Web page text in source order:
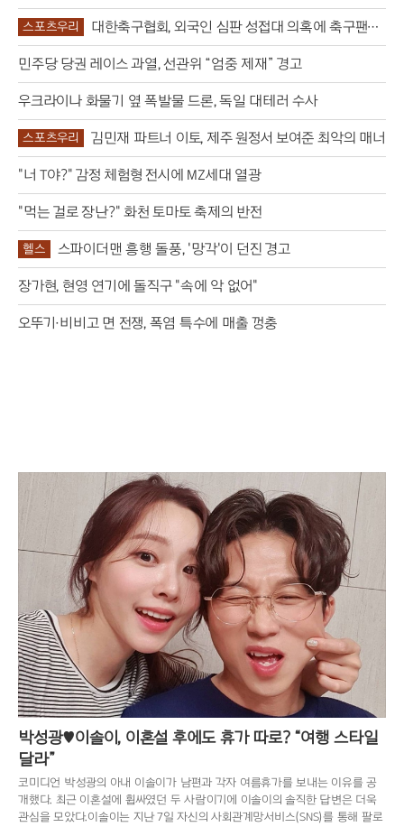
스포츠우리
대한축구협회, 외국인 심판 성접대 의혹에 축구팬
‘폭발’
민주당 당권 레이스 과열, 선관위 “엄중 제재” 경고
우크라이나 화물기 옆 폭발물 드론, 독일 대테러 수사
스포츠우리 김민재 파트너 이토, 제주 원정서 보여준 최악의 매너
"너 T야?" 감정 체험형 전시에 MZ세대 열광
"먹는 걸로 장난?" 화천 토마토 축제의 반전
헬스 스파이더맨 흥행 돌풍, '망각'이 던진 경고
장가현, 현영 연기에 돌직구 "속에 악 없어"
오뚜기·비비고 면 전쟁, 폭염 특수에 매출 껑충
박성광♥이솔이, 이혼설 후에도 휴가 따로? “여행 스타일
달라”
코미디언 박성광의 아내 이솔이가 남편과 각자 여름휴가를 보내는 이유를 공
개했다. 최근 이혼설에 휩싸였던 두 사람이기에 이솔이의 솔직한 답변은 더욱
관심을 모았다.이솔이는 지난 7일 자신의 사회관계망서비스(SNS)를 통해 팔로